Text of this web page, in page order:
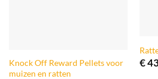
Knock Off Reward Pellets voor
muizen en ratten
€